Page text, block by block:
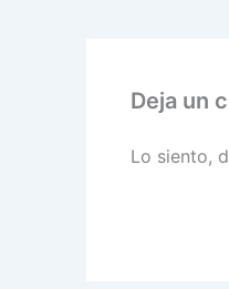
Deja un
Lo siento,